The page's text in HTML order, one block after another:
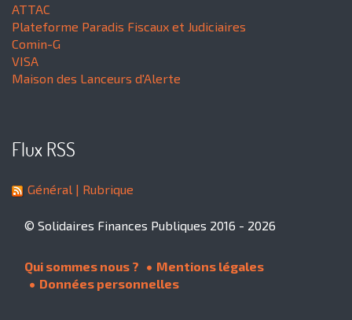
ATTAC
Plateforme Paradis Fiscaux et Judiciaires
Comin-G
VISA
Maison des Lanceurs d'Alerte
Flux RSS
Général | Rubrique
© Solidaires Finances Publiques 2016 - 2026
Qui sommes nous ?
Mentions légales
Données personnelles